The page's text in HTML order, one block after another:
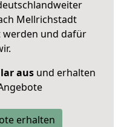
Mellrichstadt
und dafür
ausund erhalten
erhalten